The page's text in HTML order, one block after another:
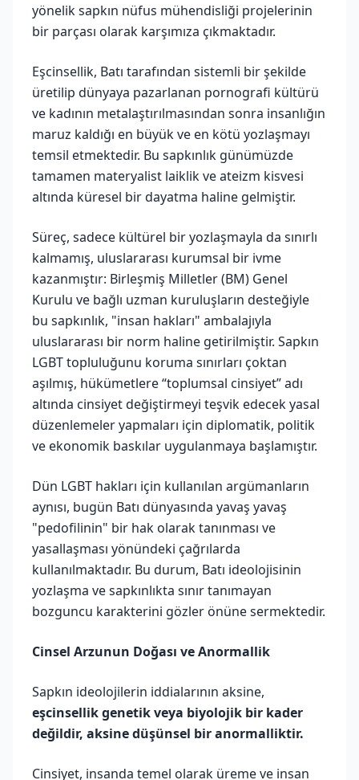
yönelik sapkın nüfus mühendisliği projelerinin
bir parçası olarak karşımıza çıkmaktadır.
Eşcinsellik, Batı tarafından sistemli bir şekilde
üretilip dünyaya pazarlanan pornografi kültürü
ve kadının metalaştırılmasından sonra insanlığın
maruz kaldığı en büyük ve en kötü yozlaşmayı
temsil etmektedir. Bu sapkınlık günümüzde
tamamen materyalist laiklik ve ateizm kisvesi
altında küresel bir dayatma haline gelmiştir.
Süreç, sadece kültürel bir yozlaşmayla da sınırlı
kalmamış, uluslararası kurumsal bir ivme
kazanmıştır: Birleşmiş Milletler (BM) Genel
Kurulu ve bağlı uzman kuruluşların desteğiyle
bu sapkınlık, "insan hakları" ambalajıyla
uluslararası bir norm haline getirilmiştir. Sapkın
LGBT topluluğunu koruma sınırları çoktan
aşılmış, hükümetlere “toplumsal cinsiyet” adı
altında cinsiyet değiştirmeyi teşvik edecek yasal
düzenlemeler yapmaları için diplomatik, politik
ve ekonomik baskılar uygulanmaya başlamıştır.
Dün LGBT hakları için kullanılan argümanların
aynısı, bugün Batı dünyasında yavaş yavaş
"pedofilinin" bir hak olarak tanınması ve
yasallaşması yönündeki çağrılarda
kullanılmaktadır. Bu durum, Batı ideolojisinin
yozlaşma ve sapkınlıkta sınır tanımayan
bozguncu karakterini gözler önüne sermektedir.
Cinsel Arzunun Doğası ve Anormallik
Sapkın ideolojilerin iddialarının aksine,
eşcinsellik genetik veya biyolojik bir kader
değildir, aksine düşünsel bir anormalliktir.
Cinsiyet, insanda temel olarak üreme ve insan